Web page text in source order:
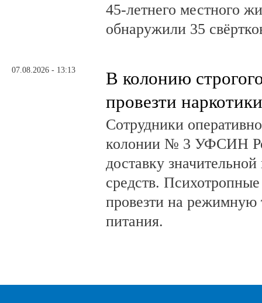
45-летнего местного
обнаружили 35
07.08.2026 - 13:13
В колонию
провезти наркотики
Сотрудники
колонии № 3 УФСИН
доставку
средств.
провезти на режимную
питания.